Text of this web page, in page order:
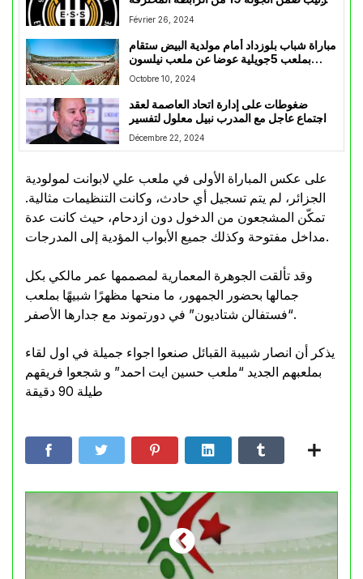
الاولى
Février 26, 2024
مباراة شباب بلوزداد أمام مولدية البيض ستقام
بملعب 5جويلية عوضا عن ملعب نيلسون
مانديلا
Octobre 10, 2024
ضغوطات على إدارة اتحاد العاصمة لعقد
اجتماع عاجل مع المدرب نبيل معلول لتفسير
التراجع و إهدار النقاط في الدوري المحلي
Décembre 22, 2024
على عكس المباراة الأولى في ملعب علي لابوانت لمولودية
الجزائر، لم يتم تسجيل أي حادث، وكانت التنظيمات مثالية.
تمكّن المشجعون من الدخول دون ازدحام، حيث كانت عدة
مداخل مفتوحة وكذلك جميع الأبواب المؤدية إلى المدرجات.
وقد تألقت الجوهرة المعمارية لمصممها عمر مالكي بكل
جمالها بحضور الجمهور، ما منحها مظهرًا شبيهًا بملعب
“فستفالن شتاديون” في دورتموند مع جدارها الأصفر.
يذكر أن انصار شبيبة القبائل صنعوا اجواء جميلة في اول لقاء
بملعبهم الجديد “ملعب حسين ايت احمد” و شجعوا فريقهم
طيلة 90 دقيقة